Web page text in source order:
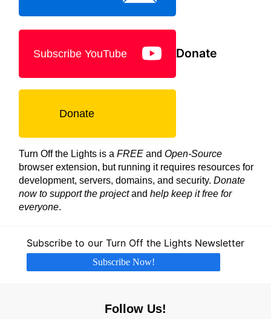
Subscribe YouTube Donate
Donate
Turn Off the Lights is a FREE and Open-Source
browser extension, but running it requires resources for
development, servers, domains, and security. Donate
now to support the projectand help keep it free for
everyone.
Subscribe to our Turn Off the Lights Newsletter
Subscribe Now!
Follow Us!